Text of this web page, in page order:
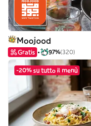
Moojood
Gratis 97%(320)
-20% su tutto il menù